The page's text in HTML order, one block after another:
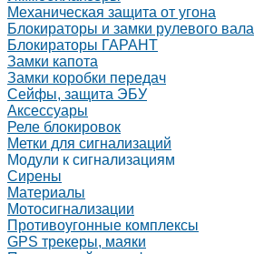
Механическая защита от угона
Блокираторы и замки рулевого вала
Блокираторы ГАРАНТ
Замки капота
Замки коробки передач
Сейфы, защита ЭБУ
Аксессуары
Реле блокировок
Метки для сигнализаций
Модули к сигнализациям
Сирены
Материалы
Мотосигнализации
Противоугонные комплексы
GPS трекеры, маяки